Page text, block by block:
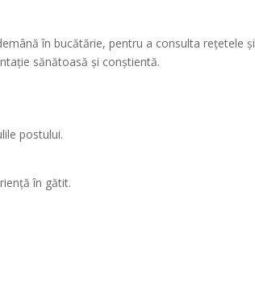
în bucătărie, pentru a consulta rețetele și
sănătoasă și conștientă.
postului.
în gătit.